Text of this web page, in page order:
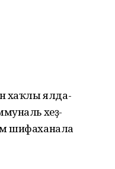
хаҡлы ял­да­
хеҙ­
шифаханала